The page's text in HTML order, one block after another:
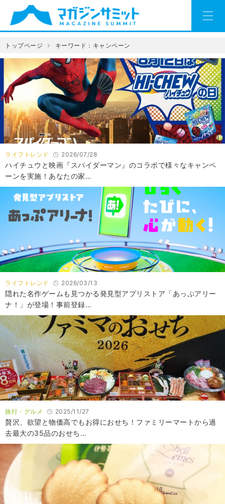
トップページ キーワード：キャンペーン
ライフトレンド 2026/07/28
ハイチュウと映画『スパイダーマン』のコラボで様々なキャンペ
ーンを実施！あなたの家…
ライフトレンド 2026/03/13
隠れた名作ゲームも見つかる発⾒型アプリストア「あっぷアリー
ナ！」が登場！事前登録…
旅行・グルメ 2025/11/27
贅沢、欲望と物価高でもお得におせち！ファミリーマートから過
去最大の35品のおせち…